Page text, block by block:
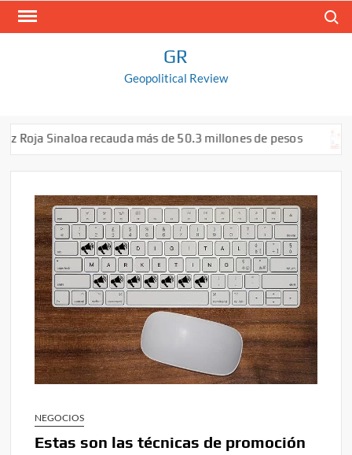
Saltar
GR
Geopolitical Review
Roja Sinaloa recauda más de 50.3 millones de pesos
NEGOCIOS
Estas son las técnicas de promoción